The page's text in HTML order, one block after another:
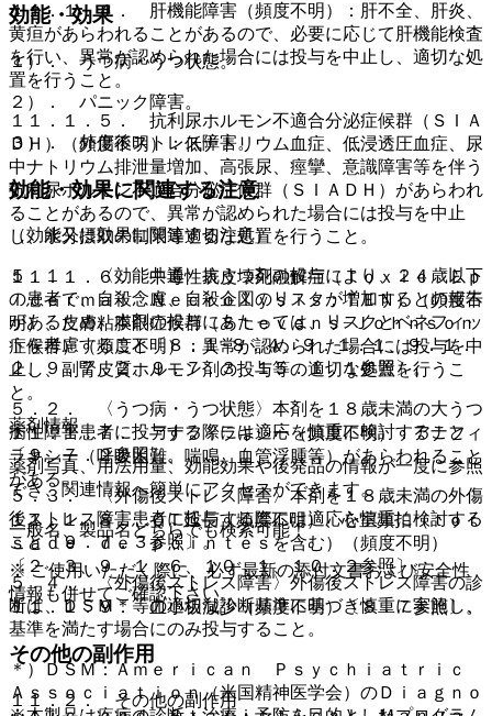
１１．１．４． 肝機能障害（頻度不明）：肝不全、肝炎、
黄疸があらわれることがあるので、必要に応じて肝機能検査
を行い、異常が認められた場合には投与を中止し、適切な処
置を行うこと。
１１．１．５． 抗利尿ホルモン不適合分泌症候群（ＳＩＡ
ＤＨ）（頻度不明）：低ナトリウム血症、低浸透圧血症、尿
中ナトリウム排泄量増加、高張尿、痙攣、意識障害等を伴う
抗利尿ホルモン不適合分泌症候群（ＳＩＡＤＨ）があらわれ
ることがあるので、異常が認められた場合には投与を中止
し、水分摂取の制限等適切な処置を行うこと。
１１．１．６． 中毒性表皮壊死融解症（Ｔｏｘｉｃ Ｅｐ
ｉｄｅｒｍａｌ Ｎｅｃｒｏｌｙｓｉｓ：ＴＥＮ）（頻度不
明）、皮膚粘膜眼症候群（Ｓｔｅｖｅｎｓ−Ｊｏｈｎｓｏｎ
症候群）（頻度不明）：異常が認められた場合には投与を中
止し、副腎皮質ホルモン剤の投与等の適切な処置を行うこ
と。
１１．１．７． アナフィラキシー（頻度不明）：アナフィ
ラキシー（呼吸困難、喘鳴、血管浮腫等）があらわれること
がある。
１１．１．８． ＱＴ延長（頻度不明）、心室頻拍（ｔｏｒ
ｓａｄｅ ｄｅ ｐｏｉｎｔｅｓを含む）（頻度不明）
〔２．３、９．１．６、１０．１、１０．２参照〕。
１１．１．９． 血小板減少（頻度不明）〔８．７参照〕。
その他の副作用
１１．２． その他の副作用
効能・効果
１）． うつ病・うつ状態。
２）． パニック障害。
３）． 外傷後ストレス障害。
効能・効果に関連する注意
（効能又は効果に関連する注意）
５．１． 〈効能共通〉抗うつ剤の投与により、２４歳以下
の患者で、自殺念慮、自殺企図のリスクが増加するとの報告
があるため、本剤の投与にあたっては、リスクとベネフィッ
トを考慮すること〔８．１−８．４、９．１．１、９．１．
２、９．７．２、９．７．３、１５．１．１参照〕。
５．２． 〈うつ病・うつ状態〉本剤を１８歳未満の大うつ
病性障害患者に投与する際には適応を慎重に検討すること
〔９．７．２参照〕。
５．３． 〈外傷後ストレス障害〉本剤を１８歳未満の外傷
後ストレス障害患者に投与する際には適応を慎重に検討する
こと〔９．７．３参照〕。
５．４． 〈外傷後ストレス障害〉外傷後ストレス障害の診
断は、ＤＳＭ＊等の適切な診断基準に基づき慎重に実施し、
基準を満たす場合にのみ投与すること。
＊）ＤＳＭ：Ａｍｅｒｉｃａｎ Ｐｓｙｃｈｉａｔｒｉｃ
Ａｓｓｏｃｉａｔｉｏｎ（米国精神医学会）のＤｉａｇｎｏ
薬剤情報
薬剤写真、用法用量、効能効果や後発品の情報が一度に参照
でき、関連情報へ簡単にアクセスができます。
一般名、製品名どちらでも検索可能！
※ ご使用いただく際に、必ず最新の添付文書および安全性
情報も併せてご確認下さい。